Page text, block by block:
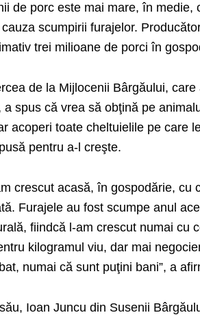
de porc este mai mare, în
scumpirii furajelor.
trei milioane de porci în
de la Mijlocenii Bârgăului,
a spus că vrea să obţină pe
acoperi toate cheltuielile pe care
pentru a-l creşte.
crescut acasă, în gospodărie,
Furajele au fost scumpe anul
fiindcă l-am crescut numai cu
kilogramul viu, dar mai
numai că sunt puţini bani”, a
Ioan Juncu din Susenii